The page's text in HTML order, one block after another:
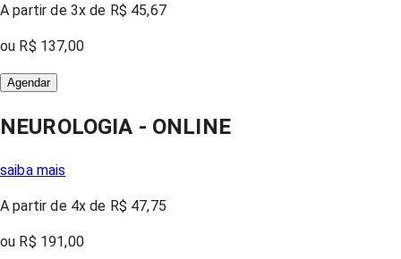
A partir de 3x de R$ 45,67
ou R$ 137,00
Agendar
NEUROLOGIA - ONLINE
saiba mais
A partir de 4x de R$ 47,75
ou R$ 191,00